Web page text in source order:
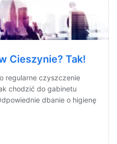
Cieszynie? Tak!
regularne czyszczenie
chodzić do gabinetu
dbanie o higienę